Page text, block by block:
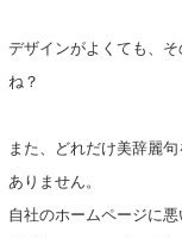
デザインがよくても、
ね？
また、どれだけ美辞麗
ありません。
自社のホームページに